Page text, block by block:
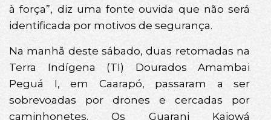
à força”, diz uma fonte ouvida que não será
identificada por motivos de segurança.
Na manhã deste sábado, duas retomadas na
Terra Indígena (TI) Dourados Amambai
Peguá I, em Caarapó, passaram a ser
sobrevoadas por drones e cercadas por
caminhonetes. Os Guarani Kaiowá